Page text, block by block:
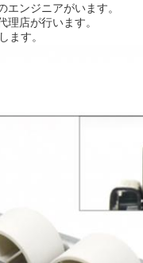
ンジニアがいます。
店が行います。
ます。